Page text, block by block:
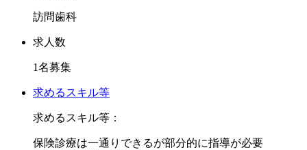
助手1名おりますので、診療補助やスケーリングなど任せて
OKです。
訪問診療は衛生士さん・助手さんとともに3人一組で行い、
運転は助手さんに行っていただきますので、診療に集中でき
紹介実績ある医療機関となります。
訪問歯科
求人数
1名募集
求めるスキル等
求めるスキル等：
保険診療は一通りできるが部分的に指導が必要